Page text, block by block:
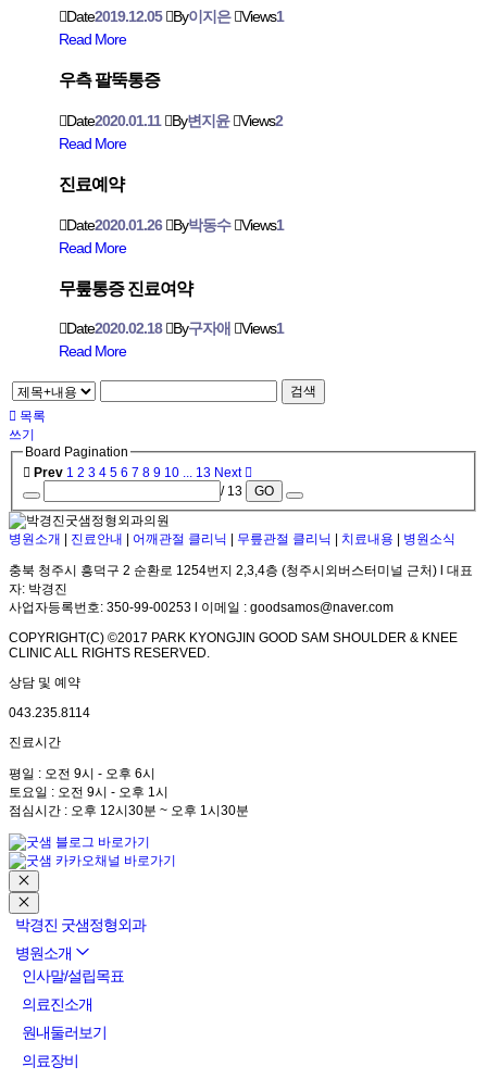
Date2019.12.05 By이지은 Views1
Read More
우측 팔뚝통증
Date2020.01.11 By변지윤 Views2
Read More
진료예약
Date2020.01.26 By박동수 Views1
Read More
무뤂통증 진료여약
Date2020.02.18 By구자애 Views1
Read More
검색
목록
쓰기
Board Pagination
Prev 1 2 3 4 5 6 7 8 9 10 13 Next
/ 13
GO
병원소개 진료안내 어깨관절 클리닉 무릎관절 클리닉 치료내용 병원소식
충북 청주시 흥덕구 2 순환로 1254번지 2,3,4층 (청주시외버스터미널 근처) l 대표
자: 박경진
사업자등록번호: 350-99-00253 l 이메일 : goodsamos@naver.com
COPYRIGHT(C) ©2017 PARK KYONGJIN GOOD SAM SHOULDER & KNEE
CLINIC ALL RIGHTS RESERVED.
상담 및 예약
043.235.8114
진료시간
평일 : 오전 9시 - 오후 6시
토요일 : 오전 9시 - 오후 1시
점심시간 : 오후 12시30분 ~ 오후 1시30분
박경진 굿샘정형외과
병원소개
인사말/설립목표
의료진소개
원내둘러보기
의료장비